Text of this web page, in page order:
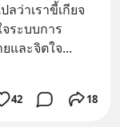
ว่าเราขี้เกียจ
ระบบการ
และจิตใจ
42 18